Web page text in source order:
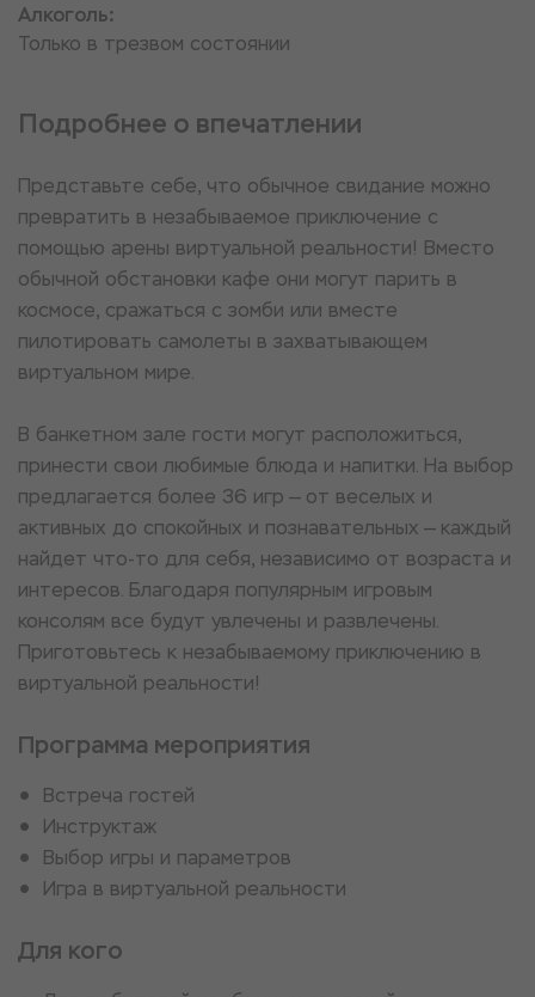
Алкоголь:
Только в трезвом состоянии
Подробнее о впечатлении
Представьте себе, что обычное свидание можно
превратить в незабываемое приключение с
помощью арены виртуальной реальности! Вместо
обычной обстановки кафе они могут парить в
космосе, сражаться с зомби или вместе
пилотировать самолеты в захватывающем
виртуальном мире.
В банкетном зале гости могут расположиться,
принести свои любимые блюда и напитки. На выбор
предлагается более 36 игр — от веселых и
активных до спокойных и познавательных — каждый
найдет что-то для себя, независимо от возраста и
интересов. Благодаря популярным игровым
консолям все будут увлечены и развлечены.
Приготовьтесь к незабываемому приключению в
виртуальной реальности!
Программа мероприятия
Встреча гостей
Инструктаж
Выбор игры и параметров
Игра в виртуальной реальности
Для кого